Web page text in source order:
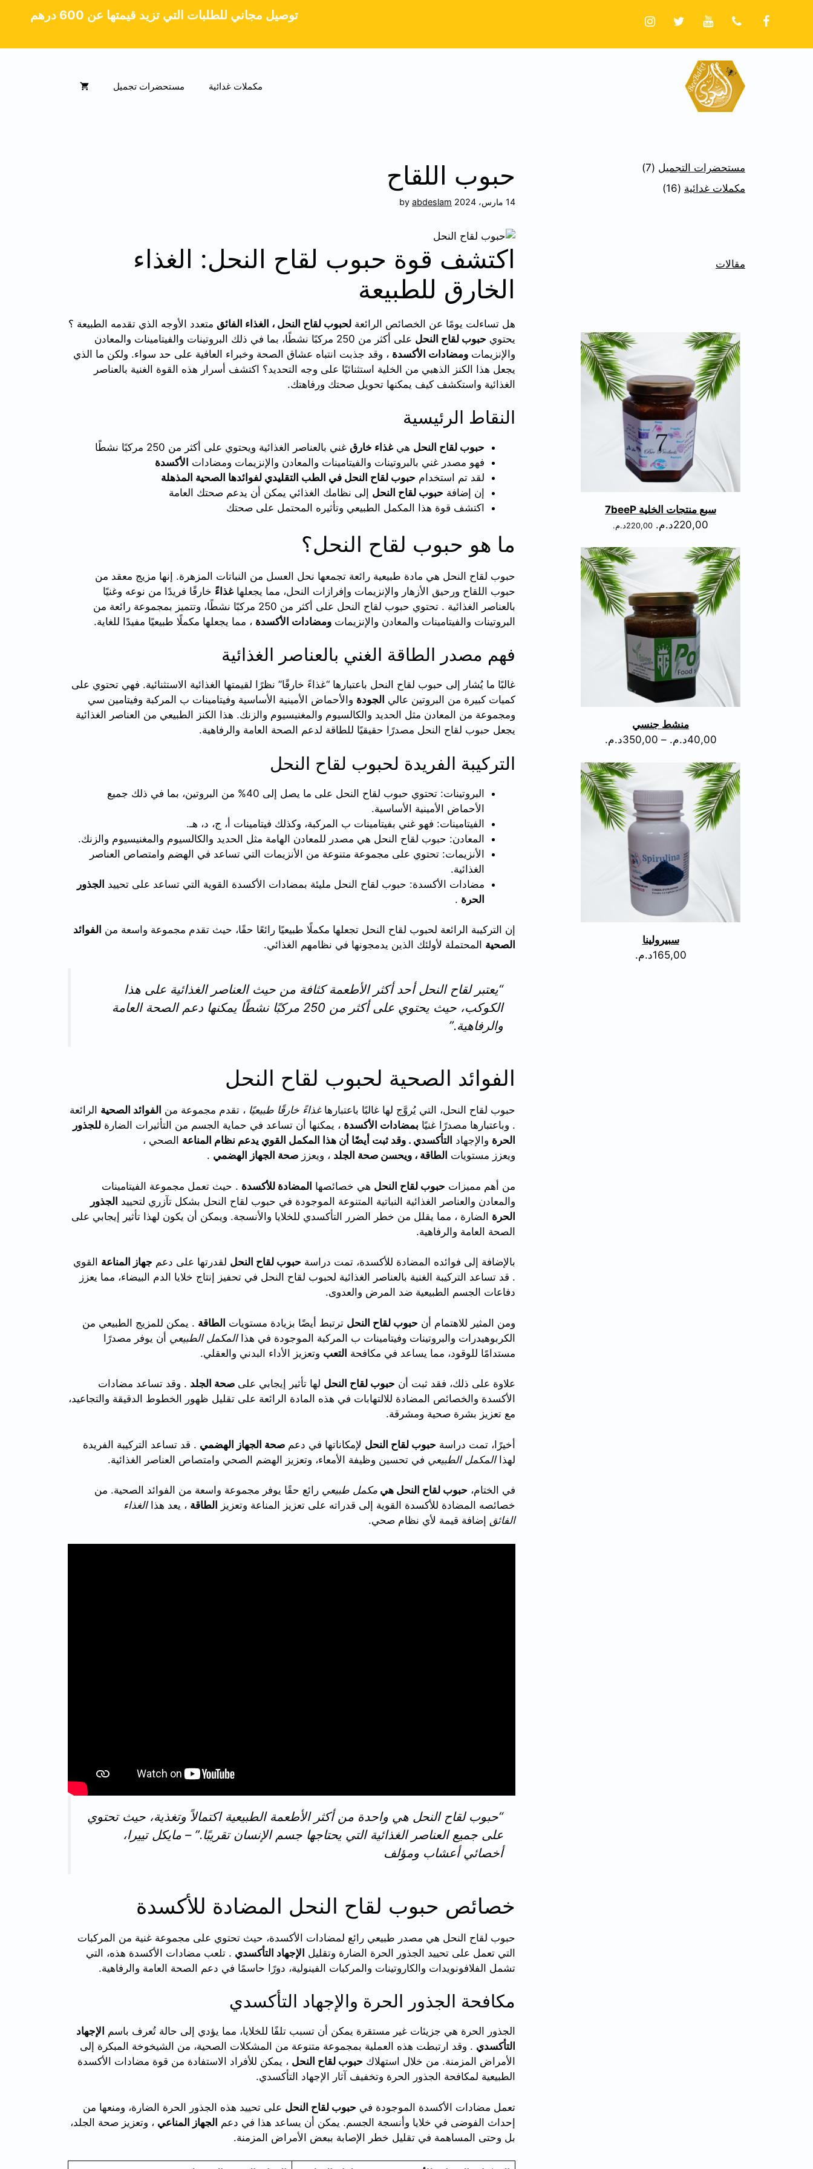
توصيل مجاني للطلبات التي تزيد قيمتها عن 600 درهم
مكملات غدائية مستحضرات تجميل
حبوب اللقاح
14 مارس، 2024 by abdeslam
اكتشف قوة حبوب لقاح النحل: الغذاء
الخارق للطبيعة
هل تساءلت يومًا عن الخصائص الرائعة لحبوب لقاح النحل ، الغذاء الفائق متعدد الأوجه الذي تقدمه الطبيعة ؟
يحتوي حبوب لقاح النحل
على أكثر من 250 مركبًا نشطًا، بما في ذلك البروتينات والفيتامينات والمعادن
والإنزيمات ومضادات الأكسدة ، وقد جذبت انتباه عشاق الصحة وخبراء العافية على حد سواء. ولكن ما الذي
يجعل هذا الكنز الذهبي من الخلية استثنائيًا على وجه التحديد؟ اكتشف أسرار هذه القوة الغنية بالعناصر
الغذائية واستكشف كيف يمكنها تحويل صحتك ورفاهتك.
النقاط الرئيسية
حبوب لقاح النحل هيغذاء خارق غني بالعناصر الغذائية ويحتوي على أكثر من 250 مركبًا نشطًا
فهو مصدر غني بالبروتينات والفيتامينات والمعادن والإنزيمات ومضادات الأكسدة
لقد تم استخدام حبوب لقاح النحل في الطب التقليدي لفوائدها الصحية المذهلة
إن إضافة حبوب لقاح النحل إلى نظامك الغذائي يمكن أن يدعم صحتك العامة
اكتشف قوة هذا المكمل الطبيعي وتأثيره المحتمل على صحتك
ما هو حبوب لقاح النحل؟
حبوب لقاح النحل هي مادة طبيعية رائعة تجمعها نحل العسل من النباتات المزهرة. إنها مزيج معقد من
حبوب اللقاح ورحيق الأزهار والإنزيمات وإفرازات النحل، مما يجعلهاغذاءً خارقًا فريدًا من نوعه وغنيًا
بالعناصر الغذائية . تحتوي حبوب لقاح النحل على أكثر من 250 مركبًا نشطًا، وتتميز بمجموعة رائعة من
البروتينات والفيتامينات والمعادن والإنزيمات ومضادات الأكسدة ، مما يجعلها مكملًا طبيعيًا مفيدًا للغاية.
فهم مصدر الطاقة الغني بالعناصر الغذائية
غالبًا ما يُشار إلى حبوب لقاح النحل باعتبارها “غذاءً خارقًا” نظرًا لقيمتها الغذائية الاستثنائية. فهي تحتوي على
كميات كبيرة من البروتين عالي الجودة والأحماض الأمينية الأساسية وفيتامينات ب المركبة وفيتامين سي
ومجموعة من المعادن مثل الحديد والكالسيوم والمغنيسيوم والزنك. هذا الكنز الطبيعي من العناصر الغذائية
يجعل حبوب لقاح النحل مصدرًا حقيقيًا للطاقة لدعم الصحة العامة والرفاهية.
التركيبة الفريدة لحبوب لقاح النحل
البروتينات: تحتوي حبوب لقاح النحل على ما يصل إلى 40% من البروتين، بما في ذلك جميع
الأحماض الأمينية الأساسية.
الفيتامينات: فهو غني بفيتامينات ب المركبة، وكذلك فيتامينات أ، ج، د، هـ.
المعادن: حبوب لقاح النحل هي مصدر للمعادن الهامة مثل الحديد والكالسيوم والمغنيسيوم والزنك.
الأنزيمات: تحتوي على مجموعة متنوعة من الأنزيمات التي تساعد في الهضم وامتصاص العناصر
الغذائية.
مضادات الأكسدة: حبوب لقاح النحل مليئة بمضادات الأكسدة القوية التي تساعد على تحييد الجذور
الحرة .
إن التركيبة الرائعة لحبوب لقاح النحل تجعلها مكملًا طبيعيًا رائعًا حقًا، حيث تقدم مجموعة واسعة من الفوائد
الصحية المحتملة لأولئك الذين يدمجونها في نظامهم الغذائي.
“يعتبر لقاح النحل أحد أكثر الأطعمة كثافة من حيث العناصر الغذائية على هذا
الكوكب، حيث يحتوي على أكثر من 250 مركبًا نشطًا يمكنها دعم الصحة العامة
والرفاهية.”
الفوائد الصحية لحبوب لقاح النحل
حبوب لقاح النحل، التي يُروَّج لها غالبًا باعتبارهاغذاءً خارقًا طبيعيًا ، تقدم مجموعة من الفوائد الصحية الرائعة
. وباعتبارها مصدرًا غنيًا بمضادات الأكسدة ، يمكنها أن تساعد في حماية الجسم من التأثيرات الضارة للجذور
الحرة والإجهاد التأكسدي . وقد ثبت أيضًا أن هذا المكمل القوي يدعم نظام المناعة الصحي ،
ويعزز مستويات الطاقة ، ويحسن صحة الجلد ، ويعزز صحة الجهاز الهضمي .
من أهم مميزات حبوب لقاح النحل هي خصائصها المضادة للأكسدة . حيث تعمل مجموعة الفيتامينات
والمعادن والعناصر الغذائية النباتية المتنوعة الموجودة في حبوب لقاح النحل بشكل تآزري لتحييد الجذور
الحرة الضارة ، مما يقلل من خطر الضرر التأكسدي للخلايا والأنسجة. ويمكن أن يكون لهذا تأثير إيجابي على
الصحة العامة والرفاهية.
بالإضافة إلى فوائده المضادة للأكسدة، تمت دراسة حبوب لقاح النحل لقدرتها على دعم جهاز المناعة القوي
. قد تساعد التركيبة الغنية بالعناصر الغذائية لحبوب لقاح النحل في تحفيز إنتاج خلايا الدم البيضاء، مما يعزز
دفاعات الجسم الطبيعية ضد المرض والعدوى.
ومن المثير للاهتمام أن حبوب لقاح النحل ترتبط أيضًا بزيادة مستويات الطاقة . يمكن للمزيج الطبيعي من
الكربوهيدرات والبروتينات وفيتامينات ب المركبة الموجودة في هذاالمكمل الطبيعي أن يوفر مصدرًا
مستدامًا للوقود، مما يساعد في مكافحة التعب وتعزيز الأداء البدني والعقلي.
علاوة على ذلك، فقد ثبت أن حبوب لقاح النحل لها تأثير إيجابي على صحة الجلد . وقد تساعد مضادات
الأكسدة والخصائص المضادة للالتهابات في هذه المادة الرائعة على تقليل ظهور الخطوط الدقيقة والتجاعيد،
مع تعزيز بشرة صحية ومشرقة.
أخيرًا، تمت دراسة حبوب لقاح النحل لإمكاناتها في دعم صحة الجهاز الهضمي . قد تساعد التركيبة الفريدة
لهذاالمكمل الطبيعي في تحسين وظيفة الأمعاء، وتعزيز الهضم الصحي وامتصاص العناصر الغذائية.
في الختام، حبوب لقاح النحل هي مكمل طبيعي رائع حقًا يوفر مجموعة واسعة من الفوائد الصحية. من
خصائصه المضادة للأكسدة القوية إلى قدراته على تعزيز المناعة وتعزيز
الطاقة ، يعد هذاالغذاء
الفائق إضافة قيمة لأي نظام صحي.
“حبوب لقاح النحل هي واحدة من أكثر الأطعمة الطبيعية اكتمالاً وتغذية، حيث تحتوي
على جميع العناصر الغذائية التي يحتاجها جسم الإنسان تقريبًا.” – مايكل تييرا،
أخصائي أعشاب ومؤلف
خصائص حبوب لقاح النحل المضادة للأكسدة
حبوب لقاح النحل هي مصدر طبيعي رائع لمضادات الأكسدة، حيث تحتوي على مجموعة غنية من المركبات
التي تعمل على تحييد الجذور الحرة الضارة وتقليل الإجهاد التأكسدي . تلعب مضادات الأكسدة هذه، التي
تشمل الفلافونويدات والكاروتينات والمركبات الفينولية، دورًا حاسمًا في دعم الصحة العامة والرفاهية.
مكافحة الجذور الحرة والإجهاد التأكسدي
الجذور الحرة هي جزيئات غير مستقرة يمكن أن تسبب تلفًا للخلايا، مما يؤدي إلى حالة تُعرف باسم الإجهاد
التأكسدي . وقد ارتبطت هذه العملية بمجموعة متنوعة من المشكلات الصحية، من الشيخوخة المبكرة إلى
الأمراض المزمنة. من خلال استهلاك حبوب لقاح النحل ، يمكن للأفراد الاستفادة من قوة مضادات الأكسدة
الطبيعية لمكافحة الجذور الحرة وتخفيف آثار الإجهاد التأكسدي.
تعمل مضادات الأكسدة الموجودة في حبوب لقاح النحل على تحييد هذه الجذور الحرة الضارة، ومنعها من
إحداث الفوضى في خلايا وأنسجة الجسم. يمكن أن يساعد هذا في دعم الجهاز المناعي ، وتعزيز صحة الجلد،
بل وحتى المساهمة في تقليل خطر الإصابة ببعض الأمراض المزمنة.
مستحضرات التجميل
7
مكملات غدائية
16
مقالات
سبع منتجات الخلية 7beeP
220,00د.م. 220,00د.م.
منشط جنسي
40,00د.م. –
350,00د.م.
سبيرولينا
165,00د.م.